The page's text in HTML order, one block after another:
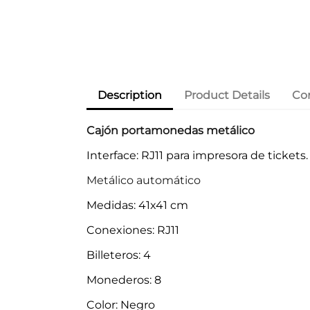
Description Product Details
Cajón portamonedas metálico
Interface: RJ11 para impresora de tickets.
Metálico automático
Medidas: 41x41 cm
Conexiones: RJ11
Billeteros: 4
Monederos: 8
Color: Negro